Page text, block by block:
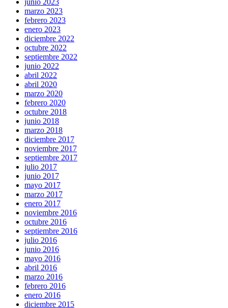
junio 2023
marzo 2023
febrero 2023
enero 2023
diciembre 2022
octubre 2022
septiembre 2022
junio 2022
abril 2022
abril 2020
marzo 2020
febrero 2020
octubre 2018
junio 2018
marzo 2018
diciembre 2017
noviembre 2017
septiembre 2017
julio 2017
junio 2017
mayo 2017
marzo 2017
enero 2017
noviembre 2016
octubre 2016
septiembre 2016
julio 2016
junio 2016
mayo 2016
abril 2016
marzo 2016
febrero 2016
enero 2016
diciembre 2015